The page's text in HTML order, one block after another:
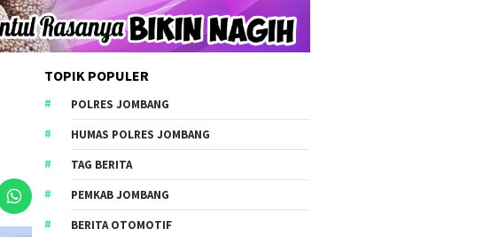
TOPIK POPULER
POLRES JOMBANG
HUMAS POLRES JOMBANG
TAG BERITA
PEMKAB JOMBANG
BERITA OTOMOTIF